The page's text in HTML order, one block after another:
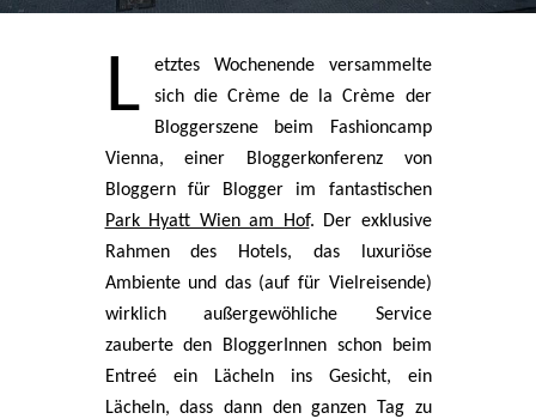
L
etztes Wochenende versammelte
sich die Crème de la Crème der
Bloggerszene beim Fashioncamp
Vienna, einer Bloggerkonferenz von
Bloggern für Blogger im fantastischen
Park Hyatt Wien am Hof. Der exklusive
Rahmen des Hotels, das luxuriöse
Ambiente und das (auf für Vielreisende)
wirklich außergewöhliche Service
zauberte den BloggerInnen schon beim
Entreé ein Lächeln ins Gesicht, ein
Lächeln, dass dann den ganzen Tag zu